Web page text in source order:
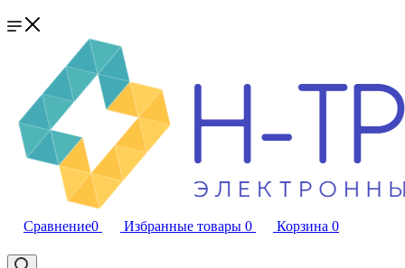
Сравнение0 Избранные товары 0 Корзина 0